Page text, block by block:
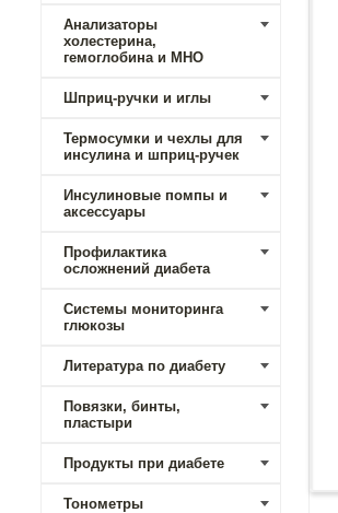
Анализаторы
холестерина,
гемоглобина и МНО
Шприц-ручки и иглы
Термосумки и чехлы для
инсулина и шприц-ручек
Инсулиновые помпы и
аксессуары
Профилактика
осложнений диабета
Системы мониторинга
глюкозы
Литература по диабету
Повязки, бинты,
пластыри
Продукты при диабете
Тонометры